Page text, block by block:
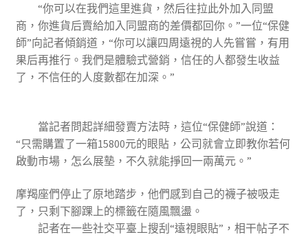
“你可以在我們這里進貨，然后往拉此外加入同盟
商，你進貨后賣給加入同盟商的差價都回你。”一位“保健
師”向記者傾銷道，“你可以讓四周遠視的人先嘗嘗，有用
果后再推行。我們是體驗式營銷，信任的人都發生收益
了，不信任的人度數都在加深。”
當記者問起詳細發賣方法時，這位“保健師”說道：
“只需購置了一箱15800元的眼貼，公司就會立即教你若何
啟動市場，怎么展墊，不久就能掙回一兩萬元。”
摩羯座們停止了原地踏步，他們感到自己的襪子被吸走
了，只剩下腳踝上的標籤在隨風飄盪。
記者在一些社交平臺上搜刮“遠視眼貼”，相干帖子不